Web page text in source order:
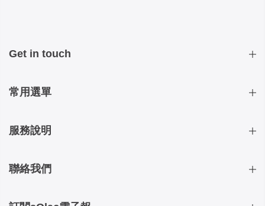
Get in touch
常用選單
服務說明
聯絡我們